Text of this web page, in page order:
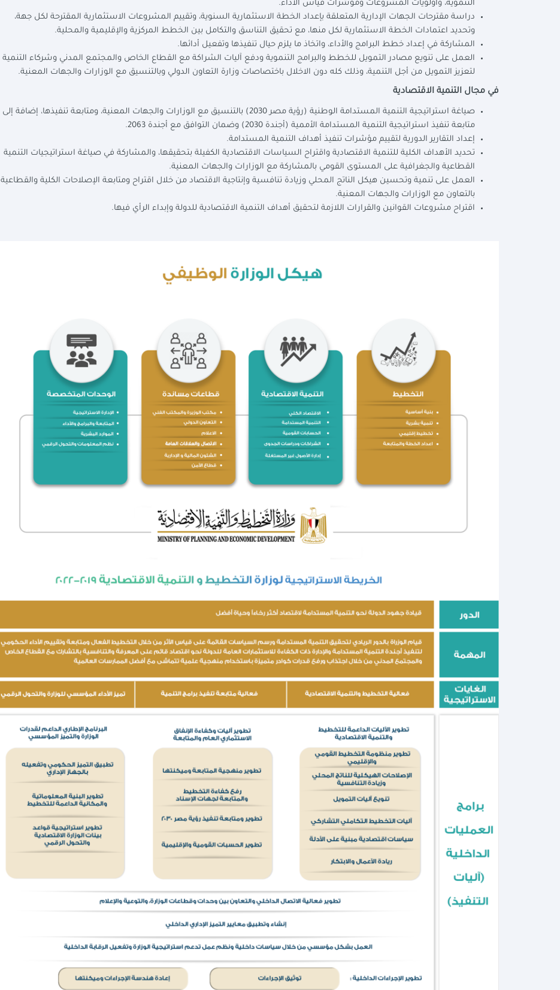
التنموية، وأولويات المشروعات ومؤشرات قياس الأداء.
دراسة مقترحات الجهات الإدارية المتعلقة بإعداد الخطة الاستثمارية السنوية، وتقييم المشروعات الاستثمارية المقترحة لكل جهة،
وتحديد اعتمادات الخطة الاستثمارية لكل منها، مع تحقيق التناسق والتكامل بين الخطط المركزية والإقليمية والمحلية.
المشاركة في إعداد خطط البرامج والأداء، واتخاذ ما يلزم حيال تنفيذها وتفعيل أدائها.
العمل على تنويع مصادر التمويل للخطط والبرامج التنموية ودفع آليات الشراكة مع القطاع الخاص والمجتمع المدني وشركاء التنمية
لتعزيز التمويل من أجل التنمية، وذلك كله دون الاخلال باختصاصات وزارة التعاون الدولي وبالتنسيق مع الوزارات والجهات المعنية.
في مجال التنمية الاقتصادية
صياغة استراتيجية التنمية المستدامة الوطنية (رؤية مصر 2030) بالتنسيق مع الوزارات والجهات المعنية، ومتابعة تنفيذها، إضافة إلى
متابعة تنفيذ استراتيجية التنمية المستدامة الأممية (أجندة 2030) وضمان التوافق مع أجندة 2063.
إعداد التقارير الدورية لتقييم مؤشرات تنفيذ أهداف التنمية المستدامة.
تحديد الأهداف الكلية للتنمية الاقتصادية واقتراح السياسات الاقتصادية الكفيلة بتحقيقها، والمشاركة في صياغة استراتيجيات التنمية
القطاعية والجغرافية على المستوى القومي بالمشاركة مع الوزارات والجهات المعنية.
العمل على تنمية وتحسين هيكل الناتج المحلي وزيادة تنافسية وإنتاجية الاقتصاد من خلال اقتراح ومتابعة الإصلاحات الكلية والقطاعية
بالتعاون مع الوزارات والجهات المعنية.
اقتراح مشروعات القوانين والقرارات اللازمة لتحقيق أهداف التنمية الاقتصادية للدولة وإبداء الرأي فيها.